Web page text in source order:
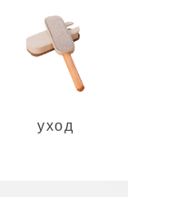
уход